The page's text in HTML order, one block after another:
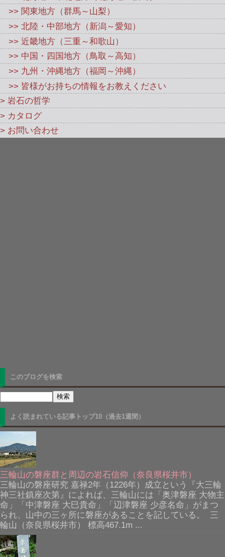
>> 関東地方（群馬～山梨）
>> 北陸・中部地方（新潟～愛知）
>> 近畿地方（三重～和歌山）
>> 中国・四国地方（鳥取～高知）
>> 九州・沖縄地方（福岡～沖縄）
>> 皆様がお持ちの情報をお教えください
> 岩石の哲学
> カタログ
> お問い合わせ
このブログを検索
よく読まれている記事トップ10（過去1週間）
三輪山の磐座群と周辺の岩石信仰（奈良県桜井市）
三輪山の磐座研究 嘉禄2年（1226年）成立という『大三輪
神三社鎮座次第』によれば、三輪山には「奥津磐座 大物主
命」「中津磐座 大巳貴命」「辺津磐座 少彦名命」がまつ
られ、山中の三ヶ所に磐座があることを記している。 三
輪山（奈良県桜井市） 標高467.1m ...